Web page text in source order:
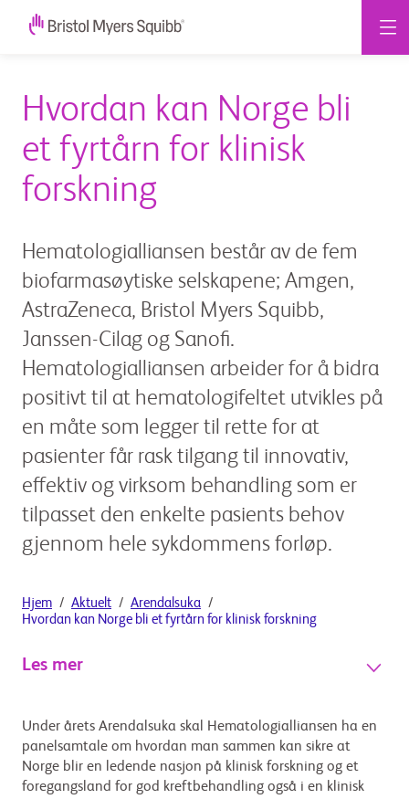
Hvordan kan Norge bli
et fyrtårn for klinisk
forskning
Hematologialliansen består av de fem
biofarmasøytiske selskapene; Amgen,
AstraZeneca, Bristol Myers Squibb,
Janssen-Cilag og Sanofi.
Hematologialliansen arbeider for å bidra
positivt til at hematologifeltet utvikles på
en måte som legger til rette for at
pasienter får rask tilgang til innovativ,
effektiv og virksom behandling som er
tilpasset den enkelte pasients behov
gjennom hele sykdommens forløp.
Hjem Aktuelt
Arendalsuka
Hvordan kan Norge bli et fyrtårn for klinisk forskning
Under årets Arendalsuka skal Hematologialliansen ha en
panelsamtale om hvordan man sammen kan sikre at
Norge blir en ledende nasjon på klinisk forskning og et
foregangsland for god kreftbehandling også i en klinisk
Les mer